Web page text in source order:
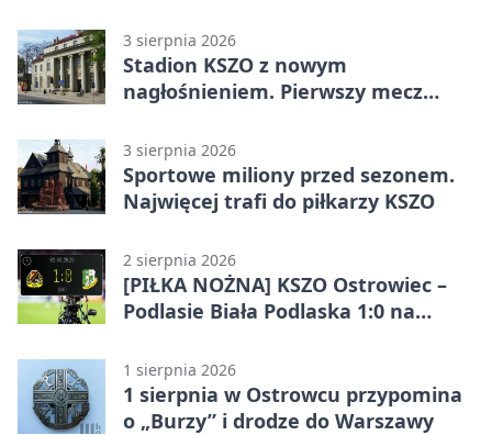
3 sierpnia 2026
Stadion KSZO z nowym
nagłośnieniem. Pierwszy mecz
3 sierpnia 2026
Sportowe miliony przed sezonem.
Najwięcej trafi do piłkarzy KSZO
2 sierpnia 2026
[PIŁKA NOŻNA] KSZO Ostrowiec –
Podlasie Biała Podlaska 1:0 na
(Grupa IV)
1 sierpnia 2026
1 sierpnia w Ostrowcu przypomina
o „Burzy” i drodze do Warszawy